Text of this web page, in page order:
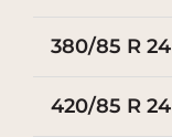
380/85 R 24
420/85 R 24